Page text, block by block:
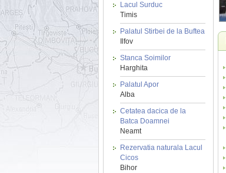
Lacul Surduc
Timis
Palatul Stirbei de la Buftea
Ilfov
Stanca Soimilor
Harghita
Palatul Apor
Alba
Cetatea dacica de la
Batca Doamnei
Neamt
Rezervatia naturala Lacul
Cicos
Bihor